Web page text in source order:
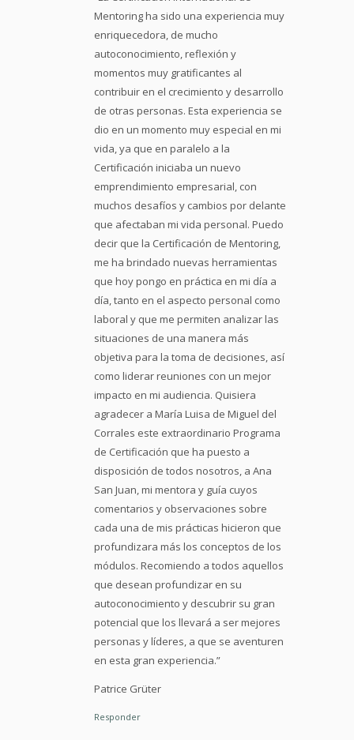
Mentoring ha sido una experiencia muy
enriquecedora, de mucho
autoconocimiento, reflexión y
momentos muy gratificantes al
contribuir en el crecimiento y desarrollo
de otras personas. Esta experiencia se
dio en un momento muy especial en mi
vida, ya que en paralelo a la
Certificación iniciaba un nuevo
emprendimiento empresarial, con
muchos desafíos y cambios por delante
que afectaban mi vida personal. Puedo
decir que la Certificación de Mentoring,
me ha brindado nuevas herramientas
que hoy pongo en práctica en mi día a
día, tanto en el aspecto personal como
laboral y que me permiten analizar las
situaciones de una manera más
objetiva para la toma de decisiones, así
como liderar reuniones con un mejor
impacto en mi audiencia. Quisiera
agradecer a María Luisa de Miguel del
Corrales este extraordinario Programa
de Certificación que ha puesto a
disposición de todos nosotros, a Ana
San Juan, mi mentora y guía cuyos
comentarios y observaciones sobre
cada una de mis prácticas hicieron que
profundizara más los conceptos de los
módulos. Recomiendo a todos aquellos
que desean profundizar en su
autoconocimiento y descubrir su gran
potencial que los llevará a ser mejores
personas y líderes, a que se aventuren
en esta gran experiencia.”
Patrice Grüter
Responder